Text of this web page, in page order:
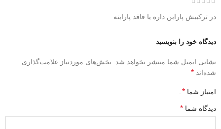
در ترکیبش پارابن داره یا فاقد پارابنه
دیدگاه خود را بنویسید
نشانی ایمیل شما منتشر نخواهد شد.
بخش‌های موردنیاز علامت‌گذاری
شده‌اند *
امتیاز شما *
دیدگاه شما *